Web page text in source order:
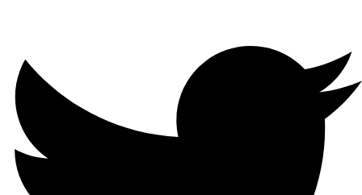
64/128/152 بت WEP / WPA /
WPA2 ، WPA-PSK / WPA2-